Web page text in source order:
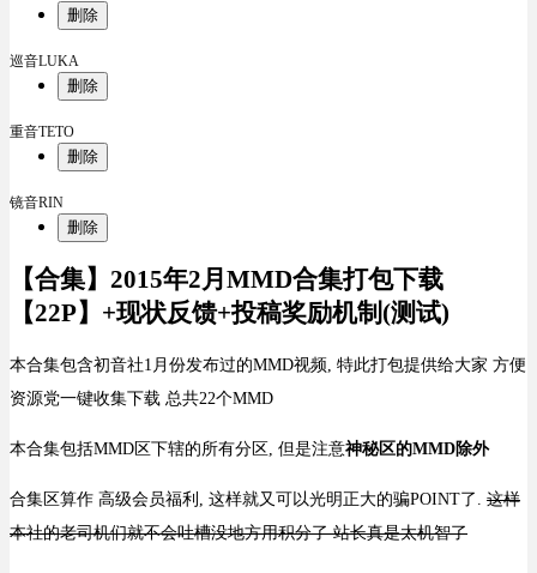
删除
巡音LUKA
删除
重音TETO
删除
镜音RIN
删除
【合集】2015年2月MMD合集打包下载
【22P】+现状反馈+投稿奖励机制(测试)
本合集包含初音社1月份发布过的MMD视频, 特此打包提供给大家 方便
资源党一键收集下载 总共22个MMD
本合集包括MMD区下辖的所有分区, 但是注意神秘区的MMD除外
合集区算作 高级会员福利, 这样就又可以光明正大的骗POINT了. 这样
本社的老司机们就不会吐槽没地方用积分了 站长真是太机智了